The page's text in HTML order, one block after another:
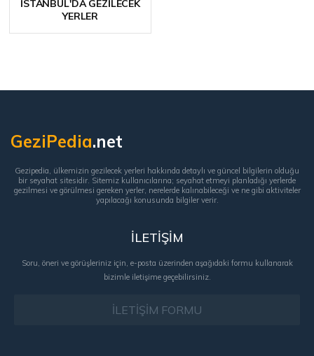
İSTANBUL'DA GEZILECEK
YERLER
GeziPedia.net
Gezipedia, ülkemizin gezilecek yerleri hakkında detaylı ve güncel bilgilerin olduğu
bir seyahat sitesidir. Sitemiz kullanıcılarına; seyahat etmeyi planladığı yerlerde
gezilmesi ve görülmesi gereken yerler, nerelerde kalınabileceği ve ne gibi aktiviteler
yapılacağı konusunda bilgiler verir.
İLETİŞİM
Soru, öneri ve görüşleriniz için, e-posta üzerinden aşağıdaki formu kullanarak
bizimle iletişime geçebilirsiniz.
İLETİŞİM FORMU